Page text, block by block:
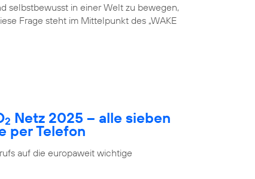
selbstbewusst in einer Welt zu bewegen,
Frage steht im Mittelpunkt des „WAKE
2 Netz 2025 – alle sieben
per Telefon
auf die europaweit wichtige